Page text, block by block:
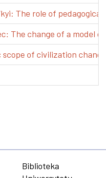
The role of
The change of a model
scope of civilization
Biblioteka